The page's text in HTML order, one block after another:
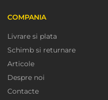
COMPANIA
Livrare si plata
Schimb si returnare
Articole
Despre noi
Contacte